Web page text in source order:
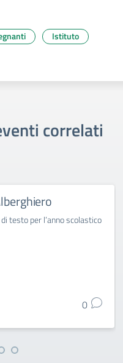
Istituto
correlati
testo per l’anno scolastico
0